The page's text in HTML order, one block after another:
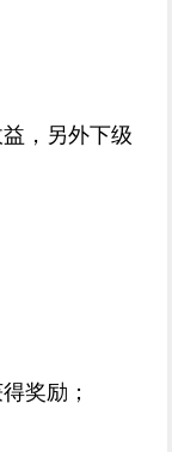
，另外下级
奖励；